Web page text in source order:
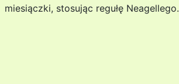
miesiączki, stosując regułę Neagellego.